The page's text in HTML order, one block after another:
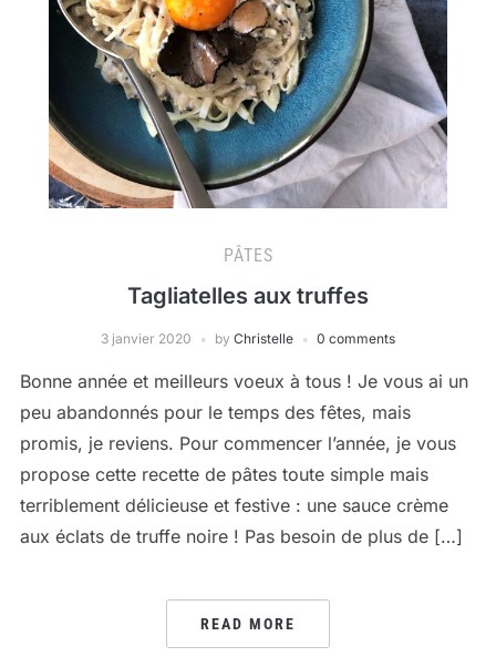
PÂTES
Tagliatelles aux truffes
3 janvier 2020 by Christelle 0 comments
Bonne année et meilleurs voeux à tous ! Je vous ai un
peu abandonnés pour le temps des fêtes, mais
promis, je reviens. Pour commencer l’année, je vous
propose cette recette de pâtes toute simple mais
terriblement délicieuse et festive : une sauce crème
aux éclats de truffe noire ! Pas besoin de plus de […]
READ MORE